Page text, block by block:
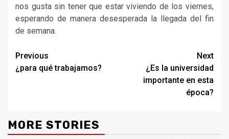
nos gusta sin tener que estar viviendo de los viernes,
esperando de manera desesperada la llegada del fin
de semana.
Continue
Reading
Previous
¿para qué trabajamos?
Next
¿Es la universidad
importante en esta
época?
MORE STORIES